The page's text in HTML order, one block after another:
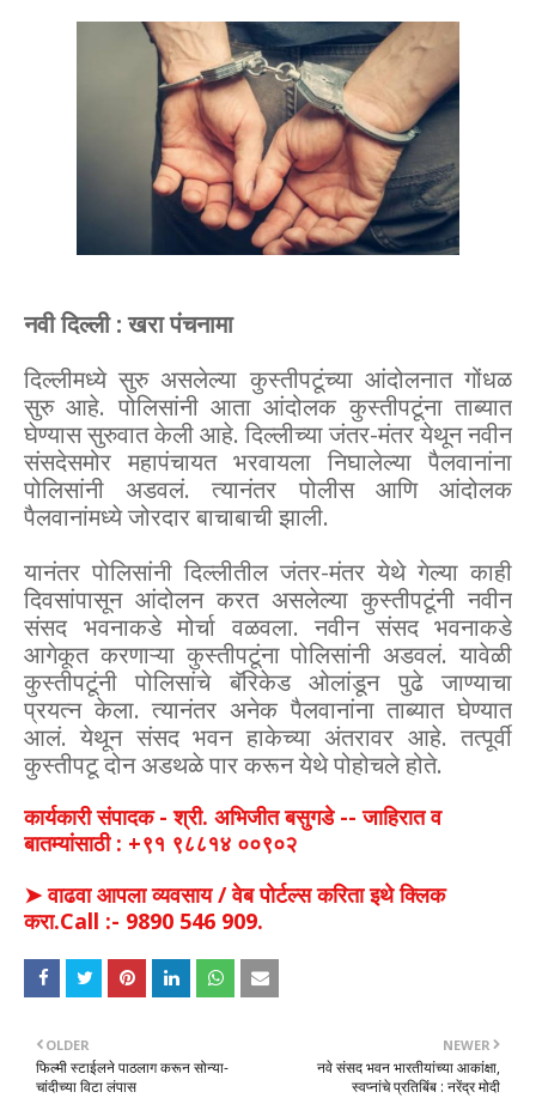
नवी दिल्ली : खरा पंचनामा
दिल्लीमध्ये सुरु असलेल्या कुस्तीपटूंच्या आंदोलनात गोंधळ
सुरु आहे. पोलिसांनी आता आंदोलक कुस्तीपटूंना ताब्यात
घेण्यास सुरुवात केली आहे. दिल्लीच्या जंतर-मंतर येथून नवीन
संसदेसमोर महापंचायत भरवायला निघालेल्या पैलवानांना
पोलिसांनी अडवलं. त्यानंतर पोलीस आणि आंदोलक
पैलवानांमध्ये जोरदार बाचाबाची झाली.
यानंतर पोलिसांनी दिल्लीतील जंतर-मंतर येथे गेल्या काही
दिवसांपासून आंदोलन करत असलेल्या कुस्तीपटूंनी नवीन
संसद भवनाकडे मोर्चा वळवला. नवीन संसद भवनाकडे
आगेकूत करणाऱ्या कुस्तीपटूंना पोलिसांनी अडवलं. यावेळी
कुस्तीपटूंनी पोलिसांचे बॅरिकेड ओलांडून पुढे जाण्याचा
प्रयत्न केला. त्यानंतर अनेक पैलवानांना ताब्यात घेण्यात
आलं. येथून संसद भवन हाकेच्या अंतरावर आहे. तत्पूर्वी
कुस्तीपटू दोन अडथळे पार करून येथे पोहोचले होते.
कार्यकारी संपादक - श्री. अभिजीत बसुगडे -- जाहिरात व
बातम्यांसाठी : +९१ ९८८१४ ००९०२
➤ वाढवा आपला व्यवसाय / वेब पोर्टल्स करिता इथे क्लिक
करा.Call :- 9890 546 909.
NEWER
नवे संसद भवन भारतीयांच्या आकांक्षा,
स्वप्नांचे प्रतिबिंब : नरेंद्र मोदी
OLDER
फिल्मी स्टाईलने पाठलाग करून सोन्या-
चांदीच्या विटा लंपास